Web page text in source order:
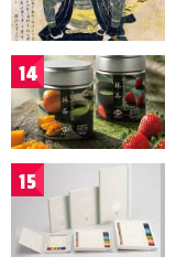
14
15